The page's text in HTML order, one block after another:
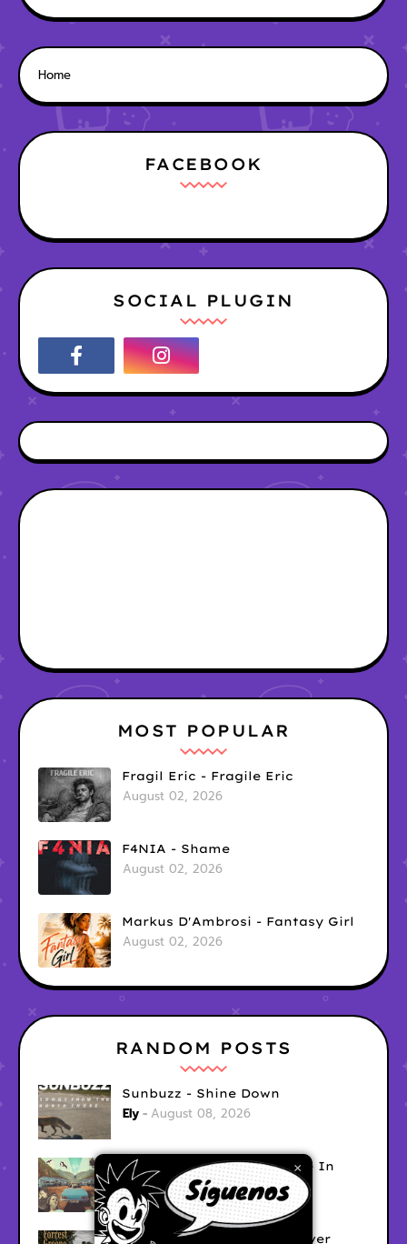
Home
FACEBOOK
SOCIAL PLUGIN
×
MOST POPULAR
Fragil Eric - Fragile Eric
August 02, 2026
F4NIA - Shame
August 02, 2026
Markus D'Ambrosi - Fantasy Girl
August 02, 2026
RANDOM POSTS
Sunbuzz - Shine Down
Ely August 08, 2026
Erik Schouten - Good Love In
Hard Times
Ely August 08, 2026
Forrest Greene - I May Never